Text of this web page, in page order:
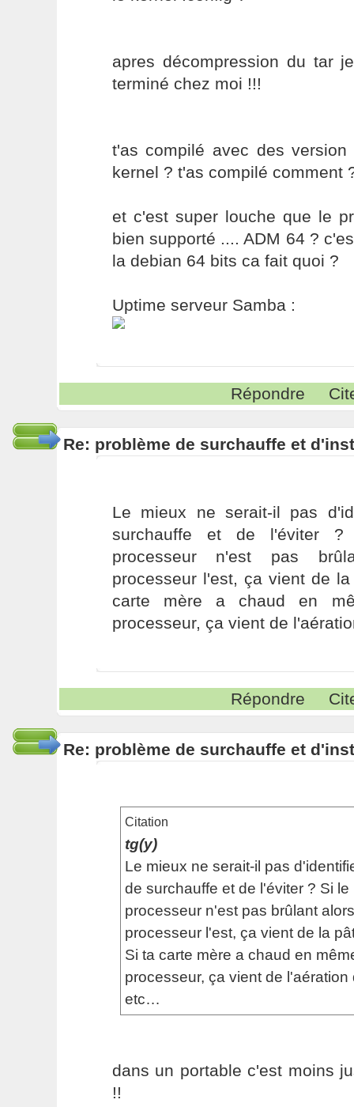
apres décompression du tar
terminé chez moi !!!
t'as compilé avec des
kernel ? t'as compilé comment
et c'est super louche que le
bien supporté .... ADM 64 ?
la debian 64 bits ca fait quoi ?
Uptime serveur Samba :
Répondre
Re: problème de surchauffe et
Le mieux ne serait-il pas
surchauffe et de l'éviter
processeur n'est pas
processeur l'est, ça vient de
carte mère a chaud en
processeur, ça vient de
Répondre
Re: problème de surchauffe et
Citation
tg(y)
Le mieux ne serait-il pas
de surchauffe et de l'éviter ? Si le
processeur n'est pas brûlant
processeur l'est, ça vient de la
Si ta carte mère a chaud en
processeur, ça vient de l'aération
etc…
dans un portable c'est moins
!!